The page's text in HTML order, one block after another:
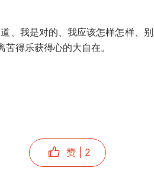
、我是对的、我应该怎样怎样、
得乐获得心的大自在。
赞 | 2